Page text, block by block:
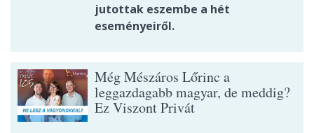
jutottak eszembe a hét
eseményeiről.
Még Mészáros Lőrinc a
leggazdagabb magyar, de meddig?
Ez Viszont Privát